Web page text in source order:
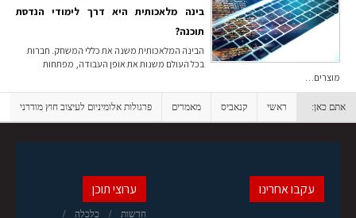
בינה מלאכותית היא דרך לימודי הנדסת
תוכנה?
הבינה המלאכותית משנה את כללי המשחק. חברות
בכל העולם משנות את אופן העבודה, מפתחות
מוצרים…
אתם כאן: ראשי קנאביס מאמרים פרגולות אלומיניום לעיצוב חוץ מודרני
ערוצי תוכן
חדשות כלכלה
עקבו אחרינו